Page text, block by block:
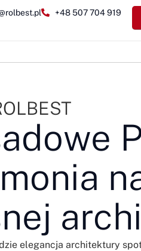
+48 507 704 919
elegancja architektury